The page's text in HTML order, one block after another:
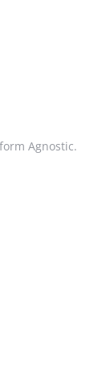
Agnostic.